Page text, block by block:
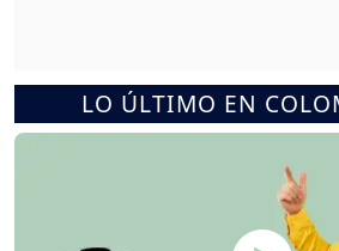
LO ÚLTIMO EN